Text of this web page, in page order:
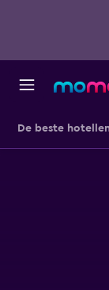
De beste